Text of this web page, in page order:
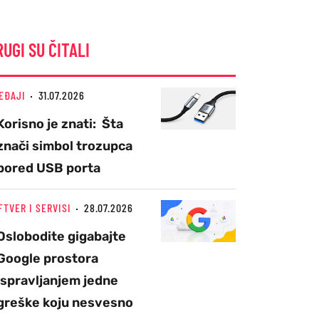
SU ČITALI
31.07.2026
je znati: Šta
simbol trozupca
USB porta
I SERVISI 28.07.2026
gigabajte
prostora
jedne
koju nesvesno